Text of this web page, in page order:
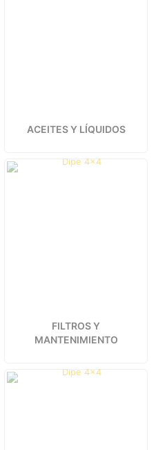
ACEITES Y LÍQUIDOS
FILTROS Y
MANTENIMIENTO